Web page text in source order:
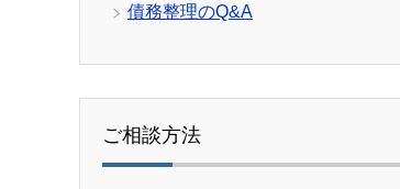
債務整理のQ&A
ご相談方法